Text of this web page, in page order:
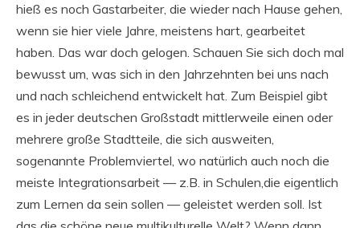
hieß es noch Gastarbeiter, die wieder nach Hause gehen,
wenn sie hier viele Jahre, meistens hart, gearbeitet
haben. Das war doch gelogen. Schauen Sie sich doch mal
bewusst um, was sich in den Jahrzehnten bei uns nach
und nach schleichend entwickelt hat. Zum Beispiel gibt
es in jeder deutschen Großstadt mittlerweile einen oder
mehrere große Stadtteile, die sich ausweiten,
sogenannte Problemviertel, wo natürlich auch noch die
meiste Integrationsarbeit — z.B. in Schulen,die eigentlich
zum Lernen da sein sollen — geleistet werden soll. Ist